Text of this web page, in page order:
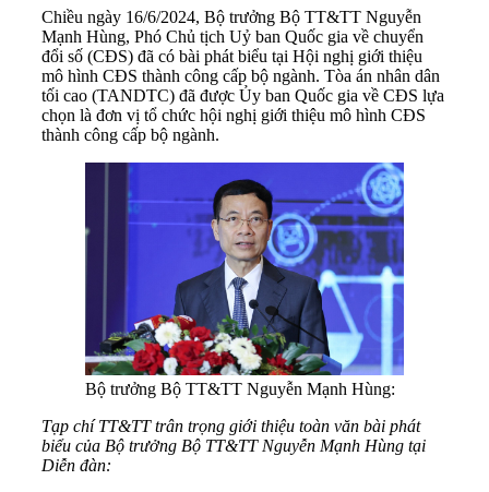
Chiều ngày 16/6/2024, Bộ trưởng Bộ TT&TT Nguyễn
Mạnh Hùng, Phó Chủ tịch Uỷ ban Quốc gia về chuyển
đổi số (CĐS) đã có bài phát biểu tại Hội nghị giới thiệu
mô hình CĐS thành công cấp bộ ngành. Tòa án nhân dân
tối cao (TANDTC) đã được Ủy ban Quốc gia về CĐS lựa
chọn là đơn vị tổ chức hội nghị giới thiệu mô hình CĐS
thành công cấp bộ ngành.
Bộ trưởng Bộ TT&TT Nguyễn Mạnh Hùng:
Tạp chí TT&TT trân trọng giới thiệu toàn văn bài phát
biểu của Bộ trưởng Bộ TT&TT Nguyễn Mạnh Hùng tại
Diễn đàn: